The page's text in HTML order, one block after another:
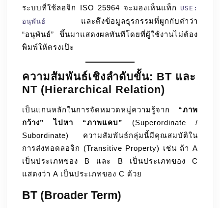
ระบบที่ใช้ลอจิก ISO 25964 จะมองเห็นแท็ก
USE:
อนุพันธ์
และดึงข้อมูลธุรกรรมที่ผูกกับคำว่า
“อนุพันธ์” ขึ้นมาแสดงผลทันทีโดยที่ผู้ใช้งานไม่ต้อง
พิมพ์ให้ตรงเป๊ะ
ความสัมพันธ์เชิงลำดับขั้น: BT และ
NT (Hierarchical Relation)
เป็นแกนหลักในการจัดหมวดหมู่ความรู้จาก “ภาพ
กว้าง” ไปหา “ภาพแคบ”
(Superordinate /
Subordinate) ความสัมพันธ์กลุ่มนี้มีคุณสมบัติใน
การส่งทอดลอจิก (Transitive Property) เช่น ถ้า A
เป็นประเภทของ B และ B เป็นประเภทของ C
แสดงว่า A เป็นประเภทของ C ด้วย
BT (Broader Term)